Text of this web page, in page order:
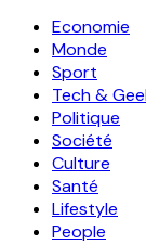
Economie
Monde
Sport
Tech &
Politique
Société
Culture
Santé
Lifestyle
People